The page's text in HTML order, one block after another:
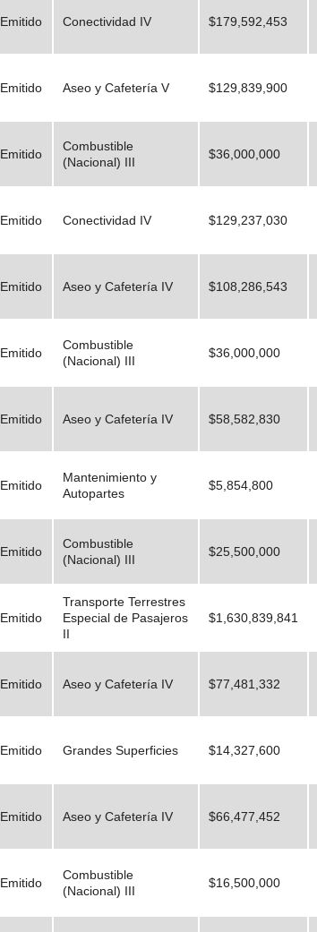
Emitido Conectividad IV $179,592,453
Emitido Aseo y Cafetería V $129,839,900
Emitido
Combustible
(Nacional) III
$36,000,000
Emitido Conectividad IV $129,237,030
Emitido Aseo y Cafetería IV $108,286,543
Emitido
Combustible
(Nacional) III
$36,000,000
Emitido Aseo y Cafetería IV $58,582,830
Emitido
Mantenimiento y
Autopartes
$5,854,800
Emitido
Combustible
(Nacional) III
$25,500,000
Emitido
Transporte Terrestres
Especial de Pasajeros
II
$1,630,839,841
Emitido Aseo y Cafetería IV $77,481,332
Emitido Grandes Superficies $14,327,600
Emitido Aseo y Cafetería IV $66,477,452
Emitido
Combustible
(Nacional) III
$16,500,000